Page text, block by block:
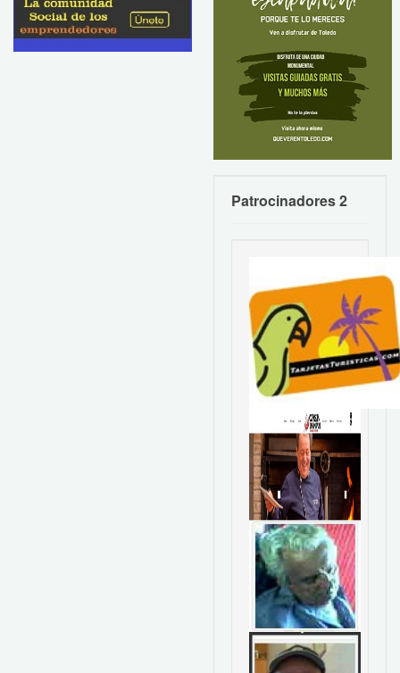
Patrocinadores 2